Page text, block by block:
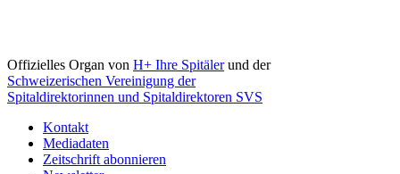
Offizielles Organ von H+ Ihre Spitälerund der
Schweizerischen Vereinigung der
Spitaldirektorinnen und Spitaldirektoren SVS
Kontakt
Mediadaten
Zeitschrift abonnieren